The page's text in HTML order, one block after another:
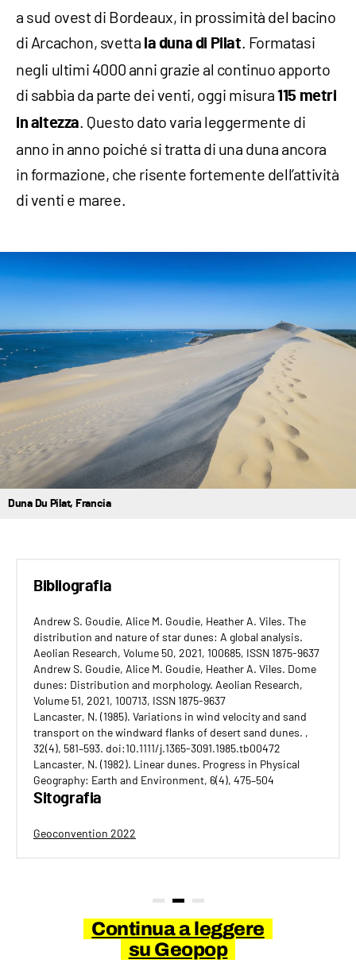
a sud ovest di Bordeaux, in prossimità del bacino
di Arcachon, svetta la duna di Pilat . Formatasi
negli ultimi 4000 anni grazie al continuo apporto
di sabbia da parte dei venti, oggi misura115 metri
in altezza . Questo dato varia leggermente di
anno in anno poiché si tratta di una duna ancora
in formazione, che risente fortemente dell’attività
di venti e maree.
Duna Du Pilat, Francia
Bibliografia
Andrew S. Goudie, Alice M. Goudie, Heather A. Viles. The
distribution and nature of star dunes: A global analysis.
Aeolian Research, Volume 50, 2021, 100685, ISSN 1875-9637
Andrew S. Goudie, Alice M. Goudie, Heather A. Viles. Dome
dunes: Distribution and morphology. Aeolian Research,
Volume 51, 2021, 100713, ISSN 1875-9637
Lancaster, N. (1985). Variations in wind velocity and sand
transport on the windward flanks of desert sand dunes. ,
32(4), 581–593. doi:10.1111/j.1365-3091.1985.tb00472
Lancaster, N. (1982). Linear dunes. Progress in Physical
Geography: Earth and Environment, 6(4), 475–504
Sitografia
Geoconvention 2022
Continua a leggere
su Geopop